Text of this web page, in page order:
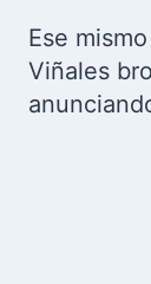
Ese
Viñales